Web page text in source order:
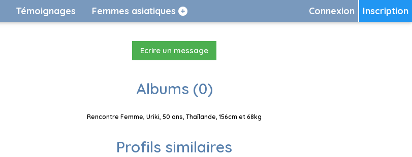
Inscription
Connexion
Témoignages Femmes asiatiques
Ecrire un message
Albums (0)
Rencontre Femme, Uriki, 50 ans, Thaïlande, 156cm et 68kg
Profils similaires